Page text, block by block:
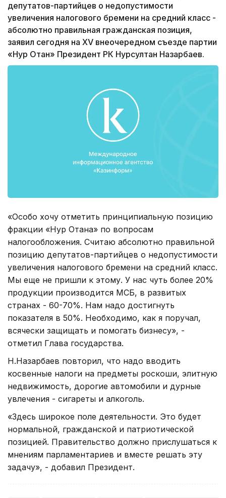
депутатов-партийцев о недопустимости
увеличения налогового бремени на средний класс -
абсолютно правильная гражданская позиция,
заявил сегодня на XV внеочередном съезде партии
«Нур Отан» Президент РК Нурсултан Назарбаев.
«Особо хочу отметить принципиальную позицию
фракции «Нур Отана» по вопросам
налогообложения. Считаю абсолютно правильной
позицию депутатов-партийцев о недопустимости
увеличения налогового бремени на средний класс.
Мы еще не пришли к этому. У нас чуть более 20%
продукции производится МСБ, в развитых
странах - 60-70%. Нам надо достигнуть
показателя в 50%. Необходимо, как я поручал,
всячески защищать и помогать бизнесу», -
отметил Глава государства.
Н.Назарбаев повторил, что надо вводить
косвенные налоги на предметы роскоши, элитную
недвижимость, дорогие автомобили и дурные
увлечения - сигареты и алкоголь.
«Здесь широкое поле деятельности. Это будет
нормальной, гражданской и патриотической
позицией. Правительство должно прислушаться к
мнениям парламентариев и вместе решать эту
задачу», - добавил Президент.